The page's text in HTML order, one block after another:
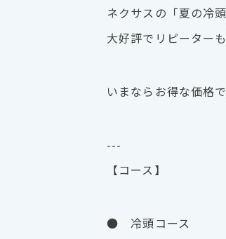
ネクサスの「夏の冷
大好評でリピーター
いまならお得な価格
---
【コース】
● 冷頭コース